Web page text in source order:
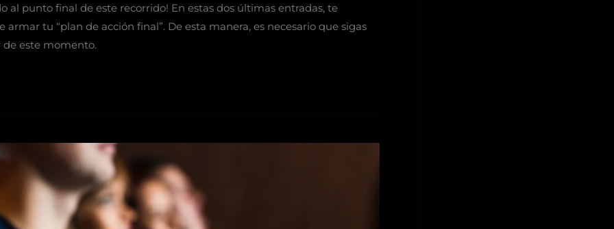
al punto final de este recorrido! En estas dos últimas entradas, te
tu “plan de acción final”. De esta manera, es necesario que sigas
este momento.